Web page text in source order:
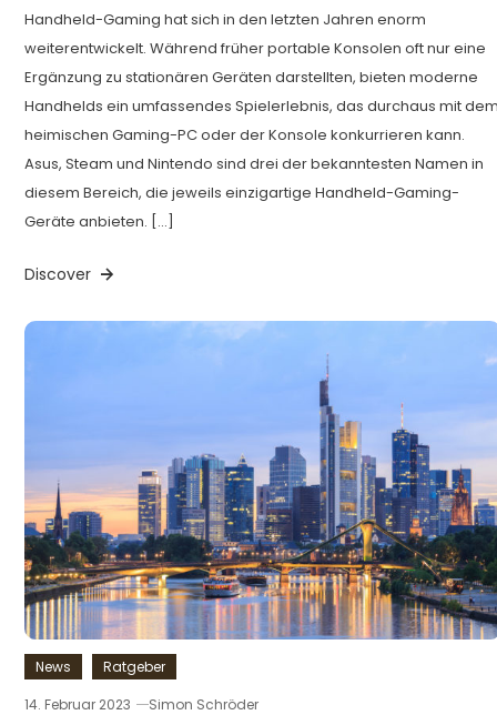
Handheld-Gaming hat sich in den letzten Jahren enorm
weiterentwickelt. Während früher portable Konsolen oft nur eine
Ergänzung zu stationären Geräten darstellten, bieten moderne
Handhelds ein umfassendes Spielerlebnis, das durchaus mit
heimischen Gaming-PC oder der Konsole konkurrieren kann.
Asus, Steam und Nintendo sind drei der bekanntesten Namen in
diesem Bereich, die jeweils einzigartige Handheld-Gaming-
Geräte anbieten. […]
Discover
News
Ratgeber
14. Februar 2023
Simon Schröder